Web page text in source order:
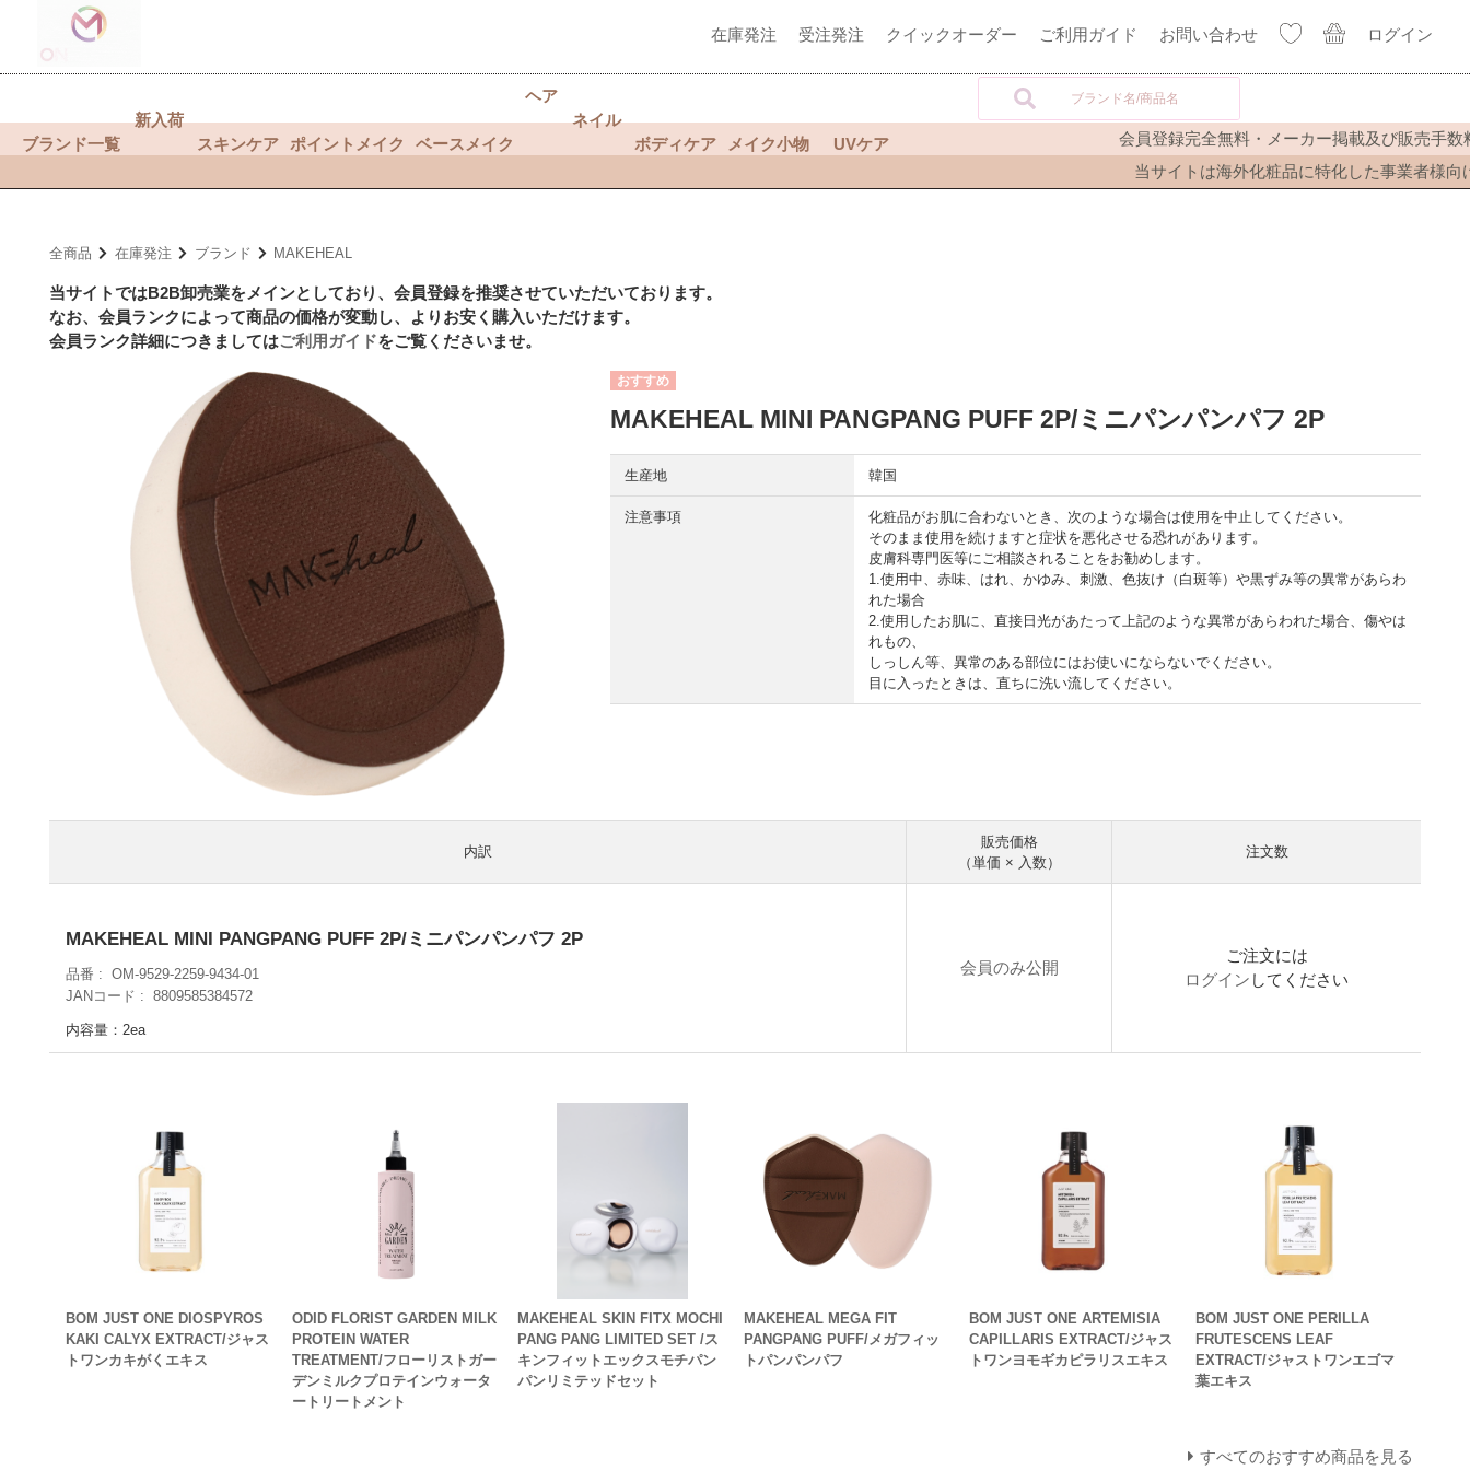
在庫発注 受注発注 クイックオーダー ご利用ガイド お問い合わせ ログイン
ブランド一覧
新入荷
スキンケア ポイントメイク ベースメイク
ヘア
ネイル
ボディケア
メイク小物 UVケア
会員登録完全無料・メーカー掲載及び販売手数
当サイトは海外化粧品に特化した事業者様向け
全商品 在庫発注 ブランド MAKEHEAL
当サイトではB2B卸売業をメインとしており、会員登録を推奨させていただいております。
なお、会員ランクによって商品の価格が変動し、よりお安く購入いただけます。
会員ランク詳細につきましてはご利用ガイドをご覧くださいませ。
MAKEHEAL MINI PANGPANG PUFF 2P/ミニパンパンパフ 2P
生産地 韓国
注意事項
化粧品がお肌に合わないとき、次のような場合は使用を中止してください。
そのまま使用を続けますと症状を悪化させる恐れがあります。
皮膚科専門医等にご相談されることをお勧めします。
1.使用中、赤味、はれ、かゆみ、刺激、色抜け（白斑等）や黒ずみ等の異常があらわ
れた場合
2.使用したお肌に、直接日光があたって上記のような異常があらわれた場合、傷やは
れもの、
しっしん等、異常のある部位にはお使いにならないでください。
目に入ったときは、直ちに洗い流してください。
内訳
販売価格
（単価 × 入数）
注文数
MAKEHEAL MINI PANGPANG PUFF 2P/ミニパンパンパフ 2P
品番
OM-9529-2259-9434-01
JANコード
8809585384572
内容量：2ea
会員のみ公開
ご注文には
ログイン してください
BOM JUST ONE DIOSPYROS
KAKI CALYX EXTRACT/ジャス
トワンカキがくエキス
ODID FLORIST GARDEN MILK
PROTEIN WATER
TREATMENT/フローリストガー
デンミルクプロテインウォータ
ートリートメント
MAKEHEAL SKIN FITX MOCHI
PANG PANG LIMITED SET /ス
キンフィットエックスモチパン
パンリミテッドセット
MAKEHEAL MEGA FIT
PANGPANG PUFF/メガフィッ
トパンパンパフ
BOM JUST ONE ARTEMISIA
CAPILLARIS EXTRACT/ジャス
トワンヨモギカピラリスエキス
BOM JUST ONE PERILLA
FRUTESCENS LEAF
EXTRACT/ジャストワンエゴマ
葉エキス
すべてのおすすめ商品を見る